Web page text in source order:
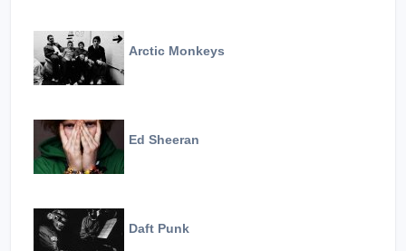
Arctic Monkeys
Ed Sheeran
Daft Punk